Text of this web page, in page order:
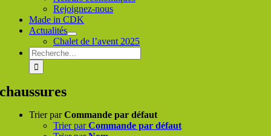
Rejoignez-nous
Made in CDK
Actualités
Chalet de l’avent 2025
Rechercher
:
chaussures
Trier parCommande par défaut
Trier parCommande par défaut